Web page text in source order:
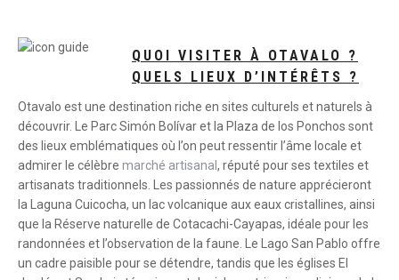
QUOI VISITER À OTAVALO ?
QUELS LIEUX D’INTÉRÊTS ?
Otavalo est une destination riche en sites culturels et naturels à
découvrir. Le Parc Simón Bolívar et la Plaza de los Ponchos sont
des lieux emblématiques où l’on peut ressentir l’âme locale et
admirer le célèbre marché artisanal , réputé pour ses textiles et
artisanats traditionnels. Les passionnés de nature apprécieront
la Laguna Cuicocha, un lac volcanique aux eaux cristallines, ainsi
que la Réserve naturelle de Cotacachi-Cayapas, idéale pour les
randonnées et l’observation de la faune. Le Lago San Pablo offre
un cadre paisible pour se détendre, tandis que les églises El